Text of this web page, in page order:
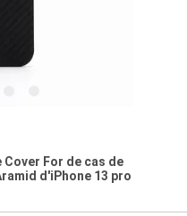
Cover For de cas de
d'iPhone 13 pro